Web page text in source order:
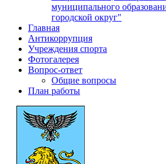
муниципального
городской округ"
Главная
Антикоррупция
Учреждения спорта
Фотогалерея
Вопрос-ответ
Общие вопросы
План работы